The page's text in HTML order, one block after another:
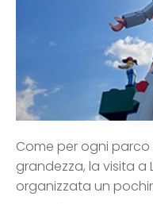
Come per ogni
grandezza, la visita a
organizzata un